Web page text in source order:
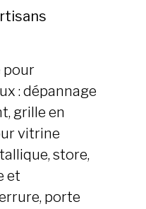
pour
: dépannage
grille en
vitrine
store,
et
porte